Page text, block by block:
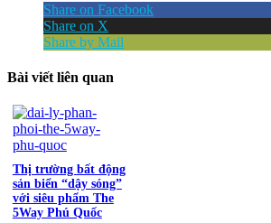
Share on Facebook
Share on X
Share by Mail
Bài viết liên quan
Thị trường bất động
sản biển “dậy sóng”
với siêu phẩm The
5Way Phú Quốc